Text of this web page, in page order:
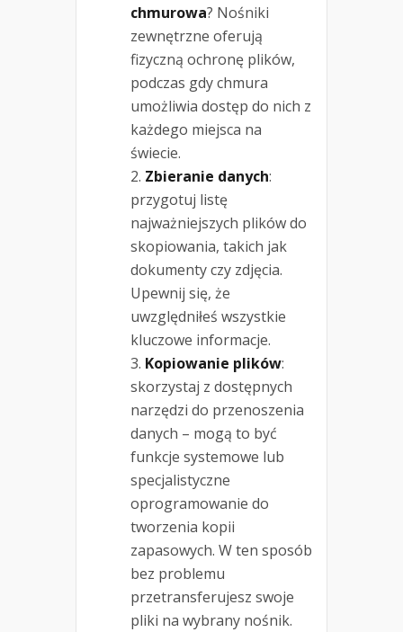
chmurowa? Nośniki
zewnętrzne oferują
fizyczną ochronę plików,
podczas gdy chmura
umożliwia dostęp do nich z
każdego miejsca na
świecie.
Zbieranie danych:
przygotuj listę
najważniejszych plików do
skopiowania, takich jak
dokumenty czy zdjęcia.
Upewnij się, że
uwzględniłeś wszystkie
kluczowe informacje.
Kopiowanie plików:
skorzystaj z dostępnych
narzędzi do przenoszenia
danych – mogą to być
funkcje systemowe lub
specjalistyczne
oprogramowanie do
tworzenia kopii
zapasowych. W ten sposób
bez problemu
przetransferujesz swoje
pliki na wybrany nośnik.